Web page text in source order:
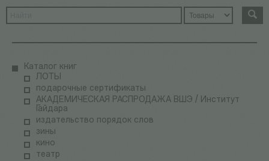
Каталог книг
ЛОТЫ
подарочные сертификаты
АКАДЕМИЧЕСКАЯ РАСПРОДАЖА ВШЭ / Институт
Гайдара
издательство порядок слов
зины
кино
театр